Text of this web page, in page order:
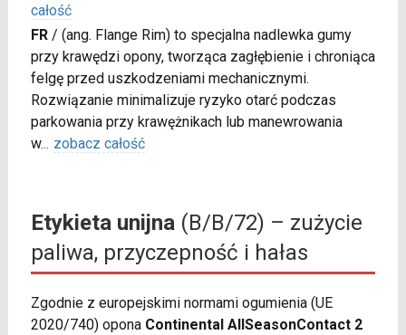
całość
FR/ (ang. Flange Rim) to specjalna nadlewka gumy
przy krawędzi opony, tworząca zagłębienie i chroniąca
felgę przed uszkodzeniami mechanicznymi.
Rozwiązanie minimalizuje ryzyko otarć podczas
parkowania przy krawężnikach lub manewrowania
w... zobacz całość
Etykieta unijna(B/B/72) – zużycie
paliwa, przyczepność i hałas
Zgodnie z europejskimi normami ogumienia (UE
2020/740) opona Continental AllSeasonContact 2